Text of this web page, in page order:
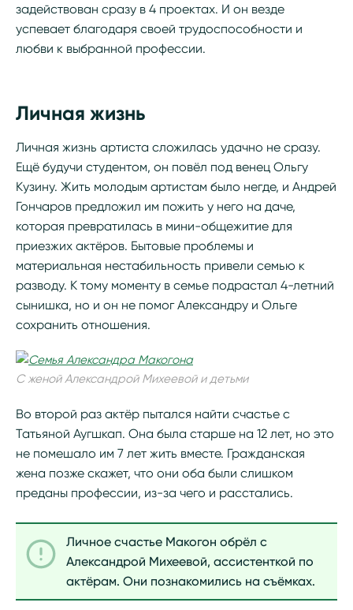
задействован сразу в 4 проектах. И он везде
успевает благодаря своей трудоспособности и
любви к выбранной профессии.
Личная жизнь
Личная жизнь артиста сложилась удачно не сразу.
Ещё будучи студентом, он повёл под венец Ольгу
Кузину. Жить молодым артистам было негде, и Андрей
Гончаров предложил им пожить у него на даче,
которая превратилась в мини-общежитие для
приезжих актёров. Бытовые проблемы и
материальная нестабильность привели семью к
разводу. К тому моменту в семье подрастал 4-летний
сынишка, но и он не помог Александру и Ольге
сохранить отношения.
С женой Александрой Михеевой и детьми
Во второй раз актёр пытался найти счастье с
Татьяной Аугшкап. Она была старше на 12 лет, но это
не помешало им 7 лет жить вместе. Гражданская
жена позже скажет, что они оба были слишком
преданы профессии, из-за чего и расстались.
Личное счастье Макогон обрёл с
Александрой Михеевой, ассистенткой по
актёрам. Они познакомились на съёмках.